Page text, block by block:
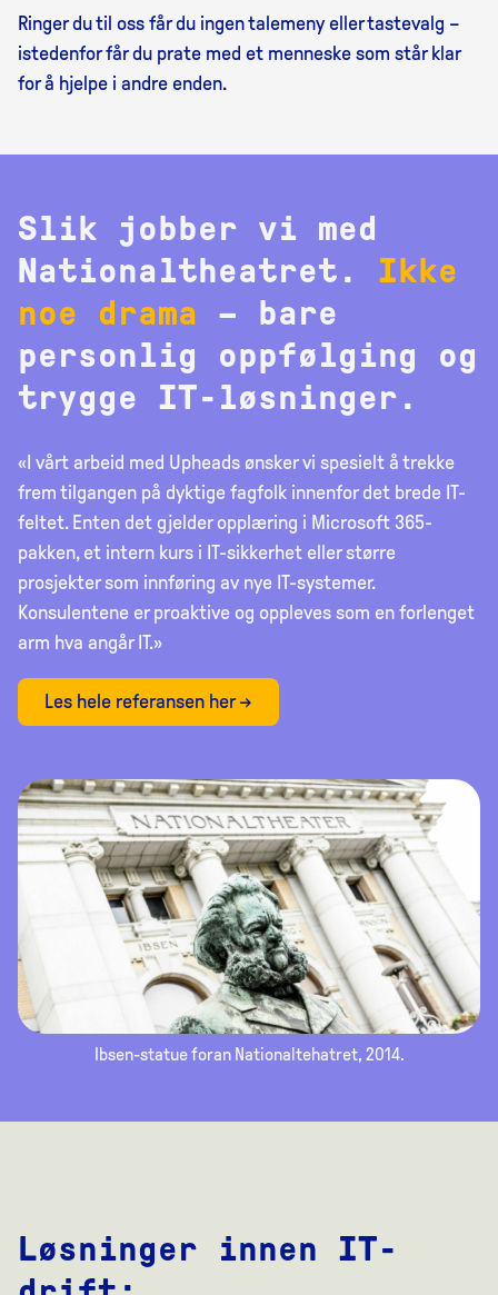
Ringer du til oss får du ingen talemeny eller tastevalg –
istedenfor får du prate med et menneske som står klar
for å hjelpe i andre enden.
Slik jobber vi med
Nationaltheatret. Ikke
noe drama – bare
personlig oppfølging og
trygge IT-løsninger.
«I vårt arbeid med Upheads ønsker vi spesielt å trekke
frem tilgangen på dyktige fagfolk innenfor det brede IT-
feltet. Enten det gjelder opplæring i Microsoft 365-
pakken, et intern kurs i IT-sikkerhet eller større
prosjekter som innføring av nye IT-systemer.
Konsulentene er proaktive og oppleves som en forlenget
arm hva angår IT.»
Les hele referansen her →
Ibsen-statue foran Nationaltehatret, 2014.
Løsninger innen IT-